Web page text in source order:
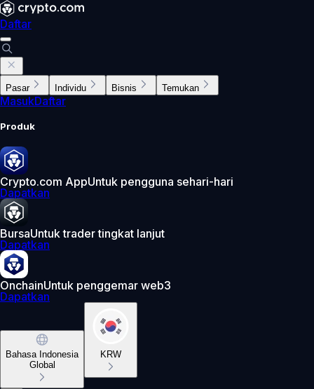
Daftar
Pasar Individu Bisnis Temukan
MasukDaftar
Produk
Crypto.com AppUntuk pengguna sehari-hari
Dapatkan
BursaUntuk trader tingkat lanjut
Dapatkan
OnchainUntuk penggemar web3
Dapatkan
Bahasa Indonesia
Global
KRW